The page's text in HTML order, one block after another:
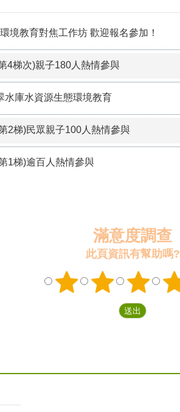
境教育對焦工作坊 歡迎報名參加！
4梯次)親子180人熱情參與
水庫水資源生態環境教育
2梯)民眾親子100人熱情參與
1梯)逾百人熱情參與
滿意度調查
此頁資訊有幫助嗎?